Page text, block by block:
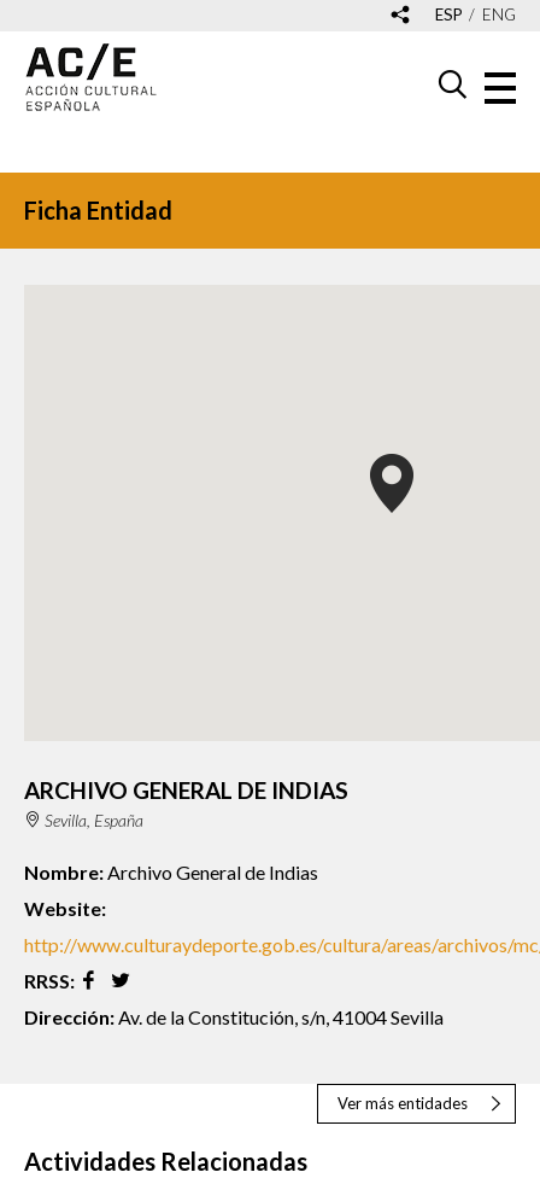
ESP ENG
Ficha Entidad
ARCHIVO GENERAL DE INDIAS
Sevilla, España
Nombre:Archivo General de Indias
Website:
http://www.culturaydeporte.gob.es/cultura/areas/archivos/
RRSS:
Dirección:Av. de la Constitución, s/n, 41004 Sevilla
Ver más entidades
Actividades Relacionadas